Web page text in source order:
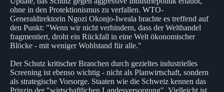
ohne in den Protektionismus zu verfallen. WTO-
Generaldirektorin Ngozi Okonjo-Iweala brachte es treffend auf
den Punkt: "Wenn wir nicht verhindern, dass der Welthandel
fragmentiert, droht ein Rückfall in eine Welt ökonomischer
Blöcke - mit weniger Wohlstand für alle."
Der Schutz kritischer Branchen durch gezieltes industrielles
Screening ist ebenso wichtig - nicht als Planwirtschaft, sondern
als strategische Vorsorge. Staaten wie die Schweiz kennen das
Prinzip der "wirtschaftlichen Landesversorgung". Vielleicht ist